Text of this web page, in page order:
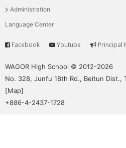
國
移
動
的
世
界
公
單Administration
Language Center
Service
Facebook Youtube Principal
WAGOR High School © 2012-2026
No. 328, Junfu 18th Rd., Beitun Dist.,
[Map]
+886-4-2437-1728